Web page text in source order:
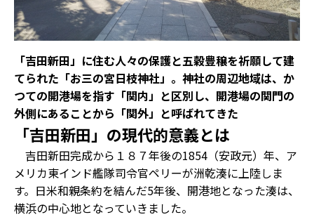
「吉田新田」に住む人々の保護と五穀豊穣を祈願して建
てられた「お三の宮日枝神社」。神社の周辺地域は、か
つての開港場を指す「関内」と区別し、開港場の関門の
外側にあることから「関外」と呼ばれてきた
「吉田新田」の現代的意義とは
吉田新田完成から１８７年後の1854（安政元）年、ア
メリカ東インド艦隊司令官ペリーが洲乾湊に上陸しま
す。日米和親条約を結んだ5年後、開港地となった湊は、
横浜の中心地となっていきました。